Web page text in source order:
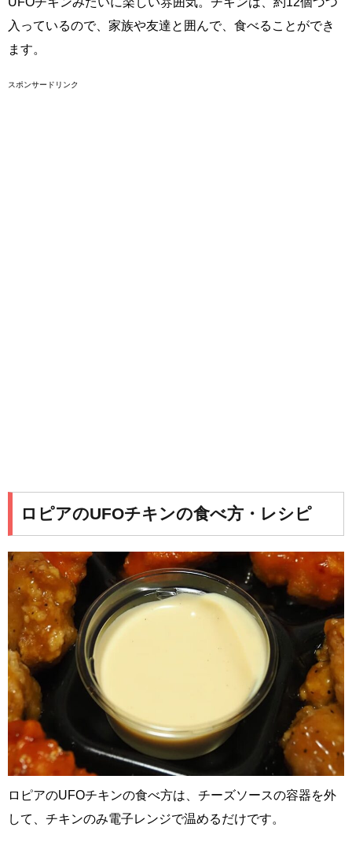
入っているので、家族や友達と囲んで、食べることができ
ます。
スポンサードリンク
ロピアのUFOチキンの食べ方・レシピ
ロピアのUFOチキンの食べ方は、チーズソースの容器を外
して、チキンのみ電子レンジで温めるだけです。